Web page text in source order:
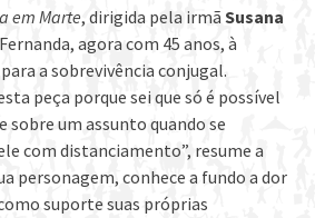
em Marte, dirigida pela irmãSusana
agora com 45 anos, à
a sobrevivência conjugal.
peça porque sei que só é possível
sobre um assunto quando se
com distanciamento”, resume a
personagem, conhece a fundo a dor
suporte suas próprias